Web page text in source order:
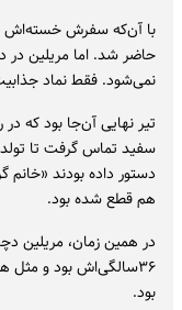
با آن‌که سفرش خسته‌اش
حاضر شد. اما مریلین
نمی‌شود. فقط نماد
تیر نهایی آن‌جا بود که
سفید تماس گرفت تا
دستور داده بودند
هم قطع شده بود.
در همین زمان، مریلین
۳۶سالگی‌اش بود و مثل
بود.